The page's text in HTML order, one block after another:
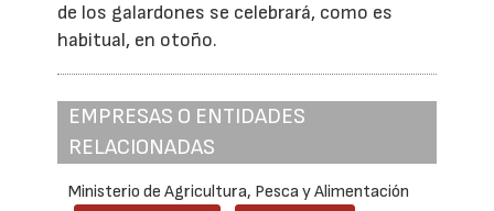
de los galardones se celebrará, como es
habitual, en otoño.
EMPRESAS O ENTIDADES
RELACIONADAS
Ministerio de Agricultura, Pesca y Alimentación